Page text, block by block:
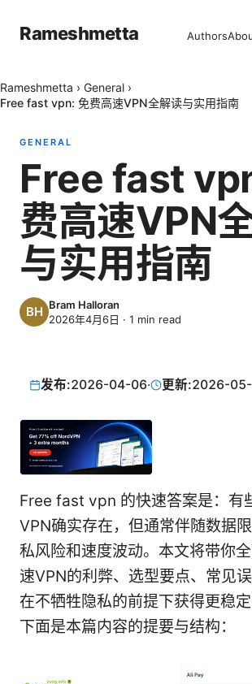
Rameshmetta Authors
Rameshmetta › General ›
Free fast vpn: 免费高速VPN全解读与实用指南
GENERAL
Free fast
费高速VPN
与实用指南
Bram Halloran
2026年4月6日 · 1 min read
发布:2026-04-06· 更新:2026-
Free fast vpn 的快速答案是：有
VPN确实存在，但通常伴随数据
私风险和速度波动。本文将带你
速VPN的利弊、选型要点、常见
在不牺牲隐私的前提下获得更稳定
下面是本篇内容的提要与结构：